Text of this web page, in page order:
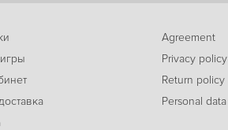
Final Fantasy XIII-2 599c
Agreement
Privacy policy
Return policy
Personal data